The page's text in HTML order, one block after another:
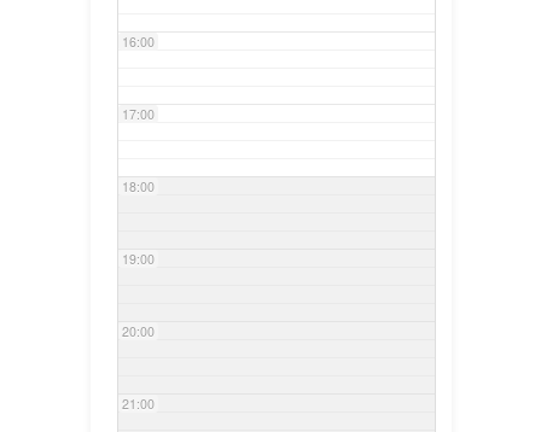
16:00
17:00
18:00
19:00
20:00
21:00